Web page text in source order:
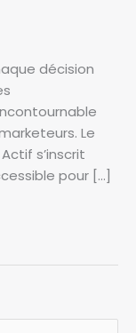
décision
Le
s’inscrit
pour […]